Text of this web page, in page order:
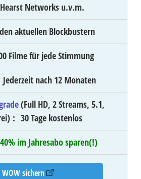
Networks u.v.m.
aktuellen Blockbustern
Filme für jede Stimmung
Jederzeit nach 12 Monaten
(Full HD, 2 Streams, 5.1,
: 30 Tage kostenlos
40% im Jahresabo sparen(!)
WOW sichern